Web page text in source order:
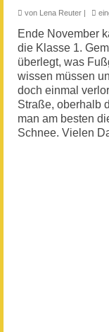
von Lena Reuter |
Ende November
die Klasse 1.
überlegt, was
wissen müssen
doch einmal
Straße, oberhalb
man am besten
Schnee. Vielen